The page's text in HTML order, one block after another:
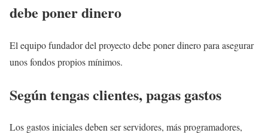
debe poner dinero
El equipo fundador del proyecto debe poner dinero para asegurar
unos fondos propios mínimos.
Según tengas clientes, pagas gastos
Los gastos iniciales deben ser servidores, más programadores,